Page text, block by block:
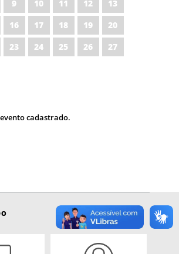
9 10 11 12
13
16 17 18 19
20
23 24 25 26
27
cadastrado.